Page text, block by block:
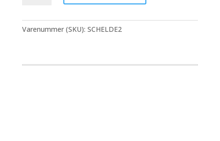
Petit
Varenummer (SKU): SCHELDE2